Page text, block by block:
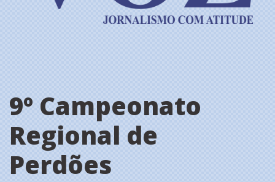
9º Campeonato
Regional de
Perdões